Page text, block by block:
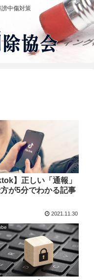
謗中傷対策
】正しい「通報」
が5分でわかる記事
2021.11.30